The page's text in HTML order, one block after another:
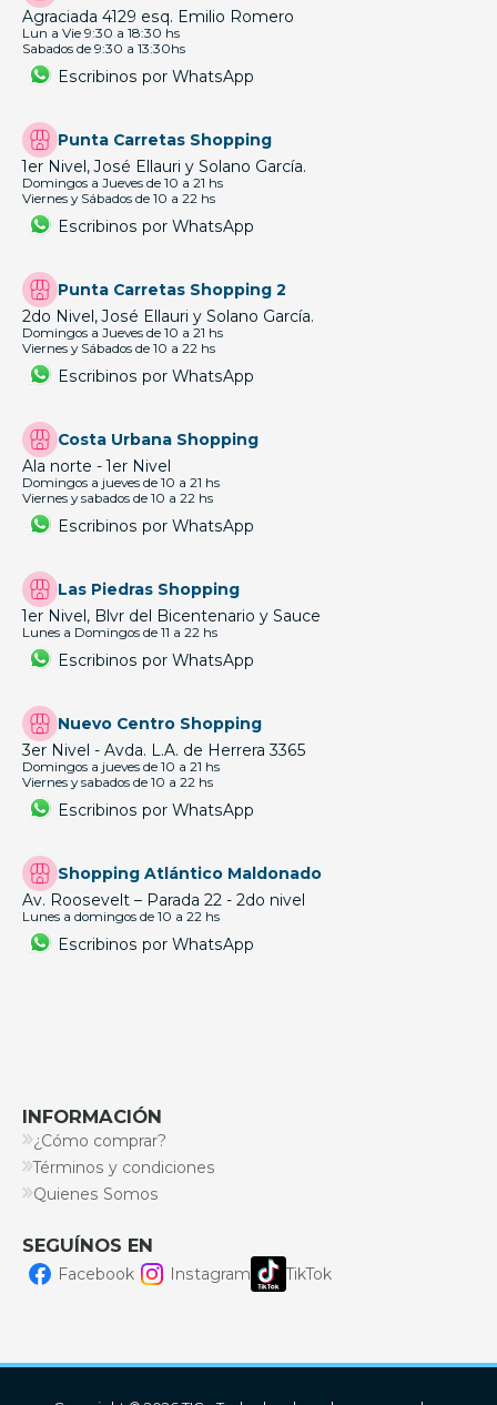
Agraciada 4129 esq. Emilio Romero
Lun a Vie 9:30 a 18:30 hs
Sabados de 9:30 a 13:30hs
Escribinos por WhatsApp
Punta Carretas Shopping
1er Nivel, José Ellauri y Solano García.
Domingos a Jueves de 10 a 21 hs
Viernes y Sábados de 10 a 22 hs
Escribinos por WhatsApp
Punta Carretas Shopping 2
2do Nivel, José Ellauri y Solano García.
Domingos a Jueves de 10 a 21 hs
Viernes y Sábados de 10 a 22 hs
Escribinos por WhatsApp
Costa Urbana Shopping
Ala norte - 1er Nivel
Domingos a jueves de 10 a 21 hs
Viernes y sabados de 10 a 22 hs
Escribinos por WhatsApp
Las Piedras Shopping
1er Nivel, Blvr del Bicentenario y Sauce
Lunes a Domingos de 11 a 22 hs
Escribinos por WhatsApp
Nuevo Centro Shopping
3er Nivel - Avda. L.A. de Herrera 3365
Domingos a jueves de 10 a 21 hs
Viernes y sabados de 10 a 22 hs
Escribinos por WhatsApp
Shopping Atlántico Maldonado
Av. Roosevelt – Parada 22 - 2do nivel
Lunes a domingos de 10 a 22 hs
Escribinos por WhatsApp
INFORMACIÓN
¿Cómo comprar?
Términos y condiciones
Quienes Somos
SEGUÍNOS EN
Facebook Instagram TikTok